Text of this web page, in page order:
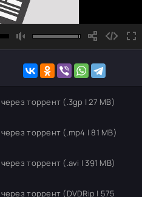
через торрент (.3gp | 27 MB)
через торрент (.mp4 | 81 MB)
через торрент (.avi | 391 MB)
через торрент (DVDRip | 575